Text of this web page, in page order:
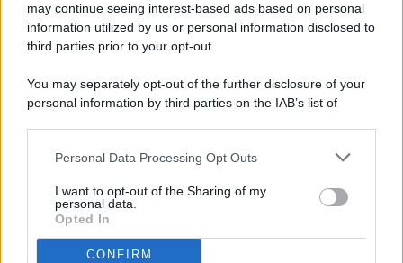
may continue seeing interest-based ads based on personal
information utilized by us or personal information disclosed to
third parties prior to your opt-out.
You may separately opt-out of the further disclosure of your
personal information by third parties on the IAB’s list of
This information may also be disclosed by us to third parties
disclose it to other third parties.
Personal Data Processing Opt Outs
I want to opt-out of the Sharing of my
personal data.
Opted In
CONFIRM
(ASSOCIAZIONE NAZIONALE STAMPA ONLINE)
PREFERENZE PRIVACY